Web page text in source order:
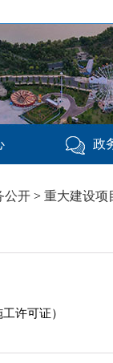
政
公开 > 重大建设项
许可证）